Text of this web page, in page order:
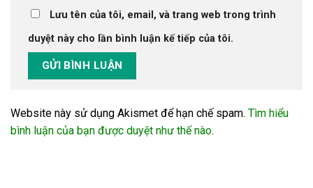
Lưu tên của tôi, email, và trang web trong trình
duyệt này cho lần bình luận kế tiếp của tôi.
Website này sử dụng Akismet để hạn chế spam. Tìm hiểu
bình luận của bạn được duyệt như thế nào.